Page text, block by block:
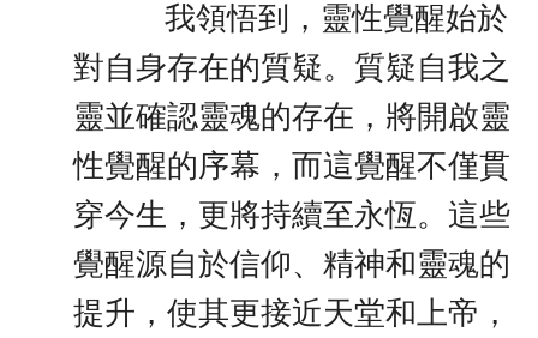
我領悟到，靈性覺醒始於
對自身存在的質疑。質疑自我之
靈並確認靈魂的存在，將開啟靈
性覺醒的序幕，而這覺醒不僅貫
穿今生，更將持續至永恆。這些
覺醒源自於信仰、精神和靈魂的
提升，使其更接近天堂和上帝，